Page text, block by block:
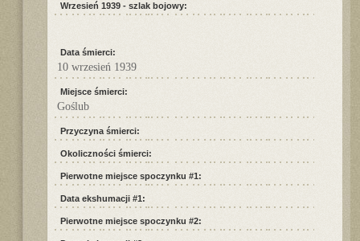
Wrzesień 1939 - szlak bojowy:
Data śmierci:
10 wrzesień 1939
Miejsce śmierci:
Goślub
Przyczyna śmierci:
Okoliczności śmierci:
Pierwotne miejsce spoczynku #1:
Data ekshumacji #1:
Pierwotne miejsce spoczynku #2: